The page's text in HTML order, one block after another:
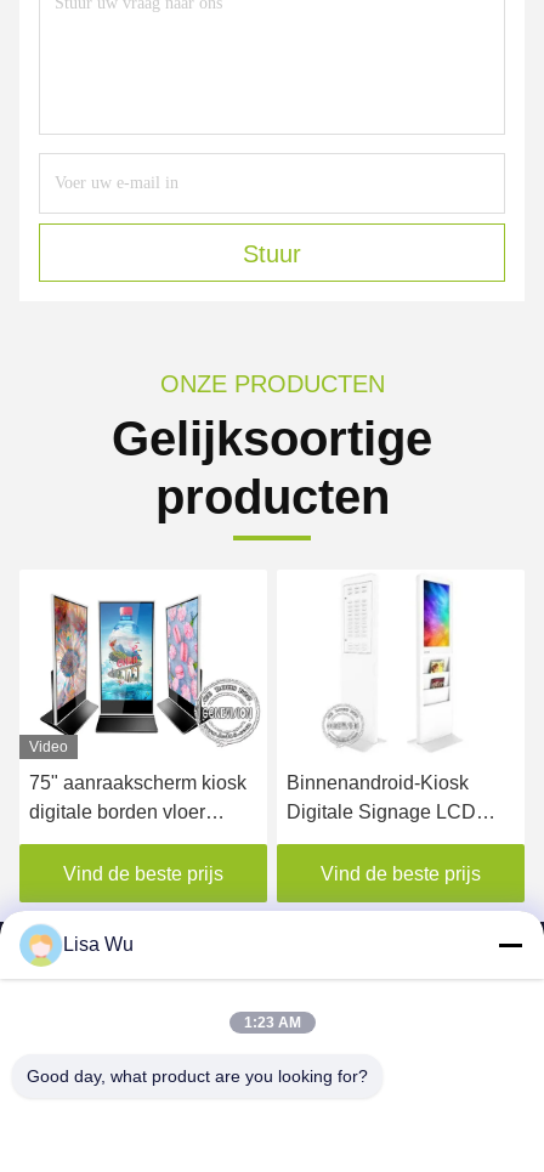
Stuur
ONZE PRODUCTEN
Gelijksoortige
producten
Video
75" aanraakscherm kiosk
digitale borden vloer
staande
reclameapparatuur
Vind de beste prijs
Binnenandroid-Kiosk
Digitale Signage LCD
Monitor die 22 Duim met
Krantenplank adverteren
Vind de beste prijs
SHENZHEN MERCEDESTECHNOLOGY CO.,
Lisa Wu
1:23 AM
Good day, what product are you looking for?